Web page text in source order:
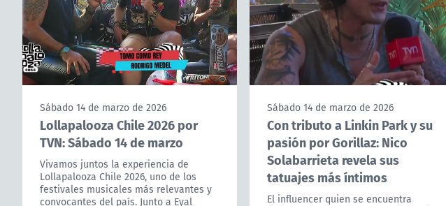
Sábado 14 de marzo de 2026
Lollapalooza Chile 2026 por
TVN: Sábado 14 de marzo
Vivamos juntos la experiencia de
Lollapalooza Chile 2026, uno de los
festivales musicales más relevantes y
convocantes del país. Junto a Eyal
Sábado 14 de marzo de 2026
Con tributo a Linkin Park y su
pasión por Gorillaz: Nico
Solabarrieta revela sus
tatuajes más íntimos
El influencer quien se encuentra